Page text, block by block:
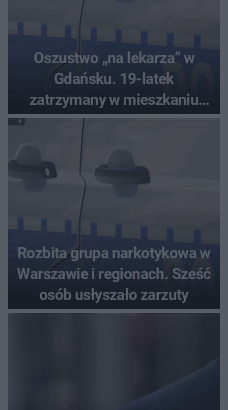
Oszustwo „na lekarza” w
Gdańsku. 19-latek
zatrzymany w mieszkaniu
seniora
Rozbita grupa narkotykowa w
Warszawie i regionach. Sześć
osób usłyszało zarzuty